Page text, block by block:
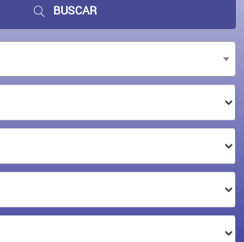
BUSCAR